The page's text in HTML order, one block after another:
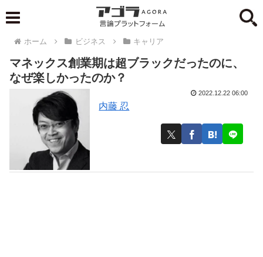
ホーム ビジネス キャリア
マネックス創業期は超ブラックだったのに、
なぜ楽しかったのか？
内藤 忍
2022.12.22 06:00